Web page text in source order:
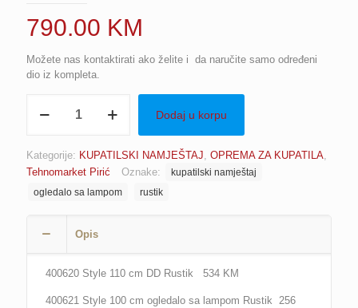
790.00 KM
Možete nas kontaktirati ako želite i da naručite samo određeni
dio iz kompleta.
namještaj
Rustik
3/1
količina
Dodaj u korpu
Kategorije: KUPATILSKI NAMJEŠTAJ, OPREMA ZA KUPATILA,
Tehnomarket Pirić
Oznake:
kupatilski namještaj
ogledalo sa lampom
rustik
Opis
400620 Style 110 cm DD Rustik 534 KM
400621 Style 100 cm ogledalo sa lampom Rustik 256